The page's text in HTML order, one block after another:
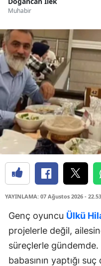
Muhabir
YAYINLAMA: 07 Ağustos 2026 - 22.53
Genç oyuncu Ülkü
projelerle değil,
süreçlerle gündemde.
babasının yaptığı